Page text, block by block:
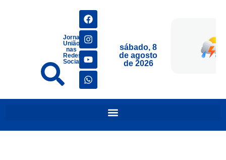
Jornais
União
nas
Redes
Sociais
sábado, 8
de agosto
de 2026